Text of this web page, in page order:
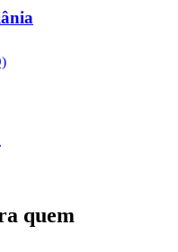
quem